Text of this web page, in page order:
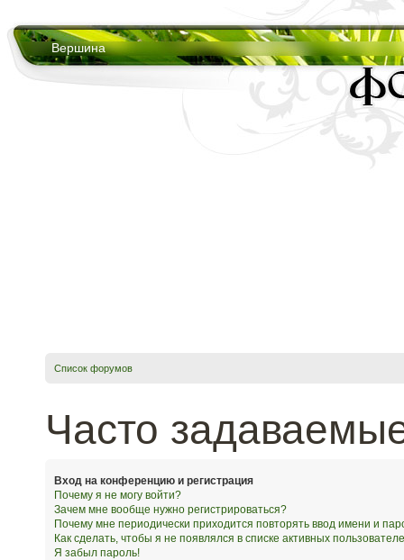
Вершина
Список форумов
Часто
Вход на конференцию и регистрация
Почему я не могу войти?
Зачем мне вообще нужно регистрироваться?
Почему мне периодически приходится повторять ввод имени и
Как сделать, чтобы я не появлялся в списке активных
Я забыл пароль!